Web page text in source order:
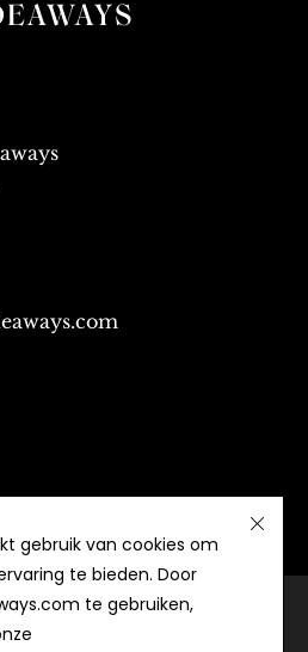
voorwaarden
gebruik van cookies om
te bieden. Door
te gebruiken,